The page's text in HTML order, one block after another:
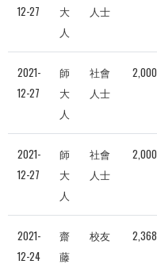
12-27
大
人
人士
2021-
12-27
師
大
人
社會
人士
2,000
2021-
12-27
師
大
人
社會
人士
2,000
2021-
12-24
齋
藤
校友 2,368